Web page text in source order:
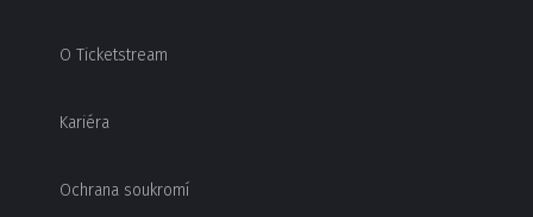
O Ticketstream
Kariéra
Ochrana soukromí